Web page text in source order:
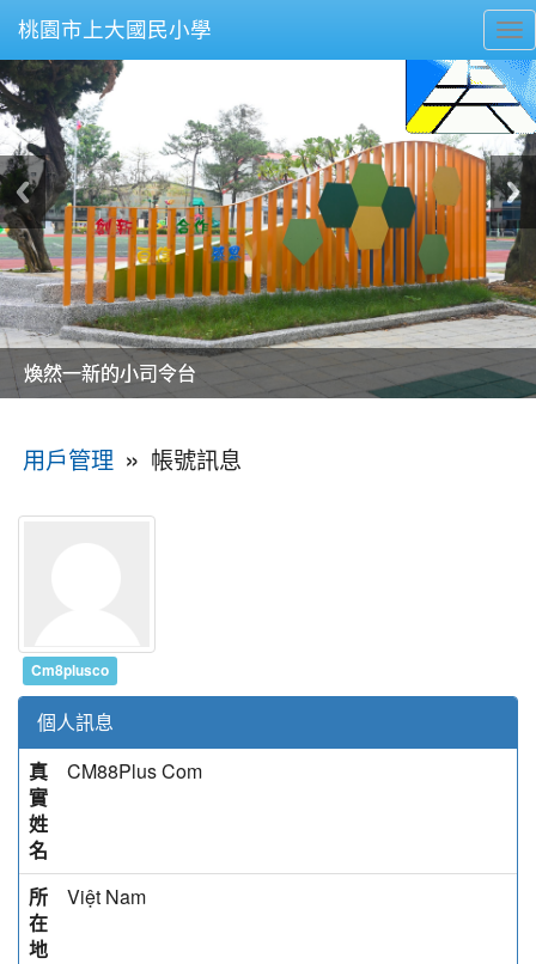
桃園市上大國民小學
美麗的操場是我們活力的來源
美麗的操場是我們活力的來源
煥然一新的小司令台
煥然一新的小司令台
富含桃園埤塘田園風光意象的中廊
富含桃園埤塘田園風光意象的中廊
嶄新的中庭廣場
嶄新的中庭廣場
水生池生生不息
水生池生生不息
用戶管理 » 帳號訊息
Cm8plusco
個人訊息
真
實
姓
名
CM88Plus Com
所
在
地
Việt Nam